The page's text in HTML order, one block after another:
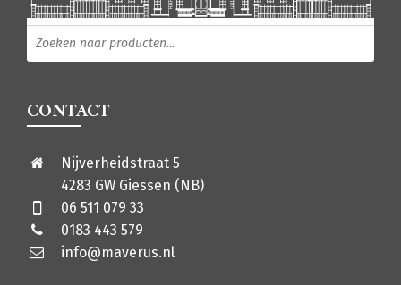
Producten zoeken
CONTACT
Nijverheidstraat 5
4283 GW Giessen (NB)
06 511 079 33
0183 443 579
info@maverus.nl